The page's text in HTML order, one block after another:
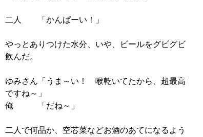
二人 「かんぱーい！」
やっとありつけた水分、いや、ビールをグビグビ
飲んだ。
ゆみさん「うま～い！ 喉乾いてたから、超最高
ですね～」
俺 「だね～」
二人で何品か、空芯菜などお酒のあてになるよう